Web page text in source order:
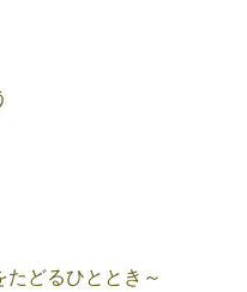
どるひととき～